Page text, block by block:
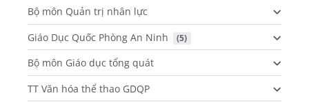
Bộ môn Quản trị nhân lực
Giáo Dục Quốc Phòng An Ninh
(5)
Bộ môn Giáo dục tổng quát
TT Văn hóa thể thao GDQP